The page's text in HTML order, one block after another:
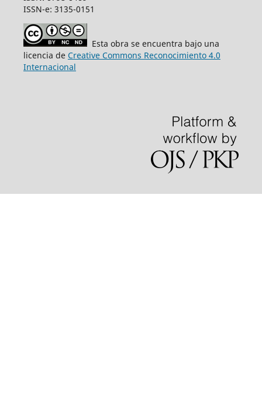
ISSN-e: 3135-0151
Esta obra se encuentra bajo una
licencia de Creative Commons Reconocimiento 4.0
Internacional